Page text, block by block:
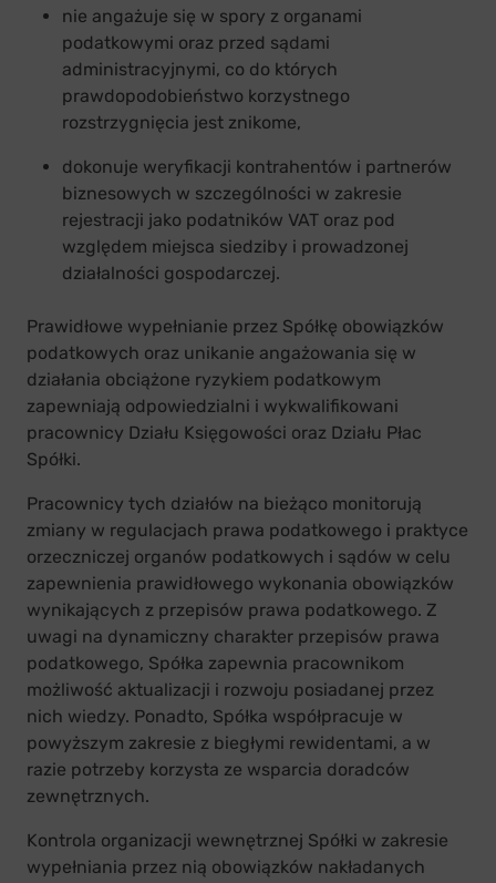
nie angażuje się w spory z organami
podatkowymi oraz przed sądami
administracyjnymi, co do których
prawdopodobieństwo korzystnego
rozstrzygnięcia jest znikome,
dokonuje weryfikacji kontrahentów i partnerów
biznesowych w szczególności w zakresie
rejestracji jako podatników VAT oraz pod
względem miejsca siedziby i prowadzonej
działalności gospodarczej.
Prawidłowe wypełnianie przez Spółkę obowiązków
podatkowych oraz unikanie angażowania się w
działania obciążone ryzykiem podatkowym
zapewniają odpowiedzialni i wykwalifikowani
pracownicy Działu Księgowości oraz Działu Płac
Spółki.
Pracownicy tych działów na bieżąco monitorują
zmiany w regulacjach prawa podatkowego i praktyce
orzeczniczej organów podatkowych i sądów w celu
zapewnienia prawidłowego wykonania obowiązków
wynikających z przepisów prawa podatkowego. Z
uwagi na dynamiczny charakter przepisów prawa
podatkowego, Spółka zapewnia pracownikom
możliwość aktualizacji i rozwoju posiadanej przez
nich wiedzy. Ponadto, Spółka współpracuje w
powyższym zakresie z biegłymi rewidentami, a w
razie potrzeby korzysta ze wsparcia doradców
zewnętrznych.
Kontrola organizacji wewnętrznej Spółki w zakresie
wypełniania przez nią obowiązków nakładanych